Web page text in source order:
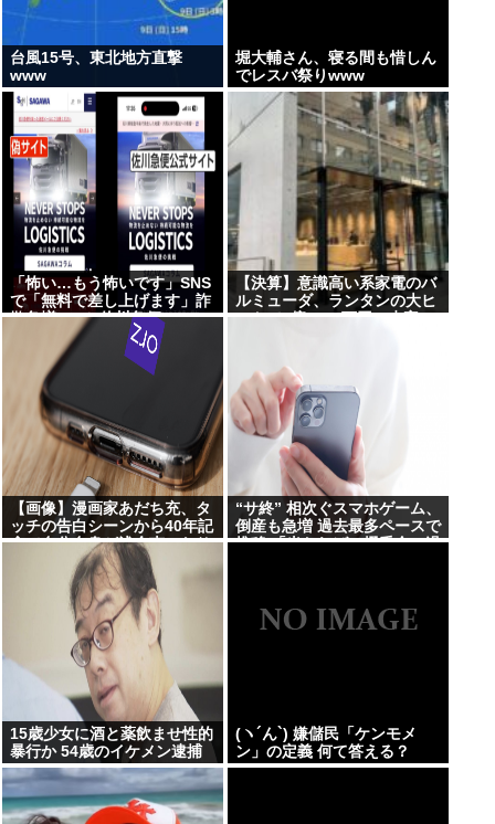
台風15号、東北地方直撃
www
堀大輔さん、寝る間も惜しん
でレスバ祭りwww
「怖い…もう怖いです」SNS
で「無料で差し上げます」詐
欺急増 “ニセ佐川急便”HPに
誘導、個人情報要求 佐川急便
「断じて許されない」怒り
【決算】意識高い系家電のバ
ルミューダ、ランタンの大ヒ
ットで3億1400万円の赤字。
【画像】漫画家あだち充、タ
ッチの告白シーンから40年記
念で自分自身が浅倉南になり
“サ終” 相次ぐスマホゲーム、
倒産も急増 過去最多ペースで
推移 「当たれば一攫千金」過
15歳少女に酒と薬飲ませ性的
暴行か 54歳のイケメン逮捕
(ヽ´ん`) 嫌儲民「ケンモメ
ン」の定義 何て答える？